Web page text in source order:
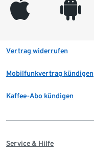
appleinc android
Vertrag widerrufen
Mobilfunkvertrag kündigen
Kaffee-Abo kündigen
Service & Hilfe